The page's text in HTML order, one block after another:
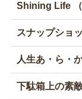
Shining Life （
スナップショ
人生あ・ら・
下駄箱上の素